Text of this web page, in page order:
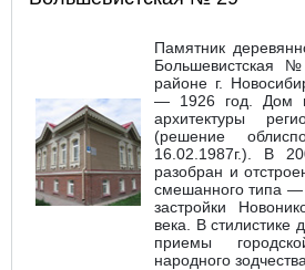
Памятник
Большевистская
районе г.
— 1926 год. Дом
архитектуры
(решение
16.02.1987г.). В
разобран и
смешанного типа —
застройки
века. В стилистике
приемы
народного зодчества.